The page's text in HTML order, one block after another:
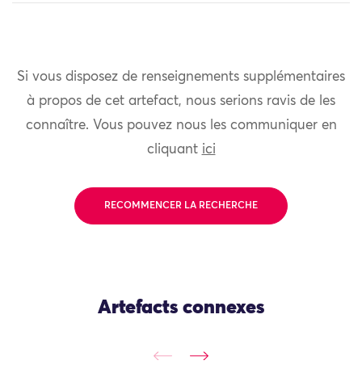
Si vous disposez de renseignements supplémentaires
à propos de cet artefact, nous serions ravis de les
connaître. Vous pouvez nous les communiquer en
cliquant ici
RECOMMENCER LA RECHERCHE
Artefacts connexes